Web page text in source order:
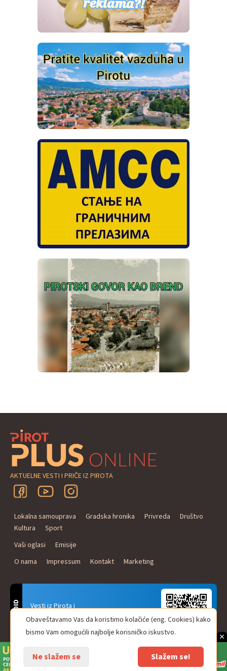
×
AKTUELNE VESTI I PRIČE IZ PIROTA
Lokalna samouprava Gradska hronika Privreda
Društvo
Kultura
Sport
Vaši oglasi
Emisije
O nama
Impressum Kontakt Marketing
Vesti iz Pirota i
Naxi Plus Radio
Uvek u Vašem džepu!
ANDROID
© Pirot plus online - internet portal. Sva prava zadržana.
Obaveštavamo Vas da koristimo kolačiće (eng. Cookies) kako
bismo Vam omogućili najbolje korisničko iskustvo.
Ne slažem se Slažem se!